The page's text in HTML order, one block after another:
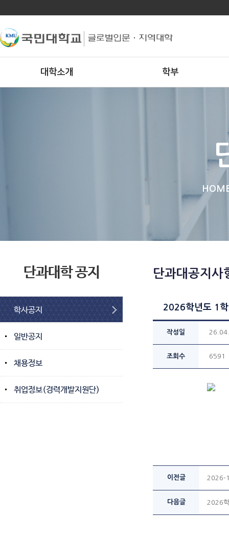
대학소개 학부
단과대학 공지
학사공지
일반공지
채용정보
취업정보(경력개발지원단)
단과대공지사
2026학년도 1
작성일
조회수 6591
이전글 2026-
다음글 2026